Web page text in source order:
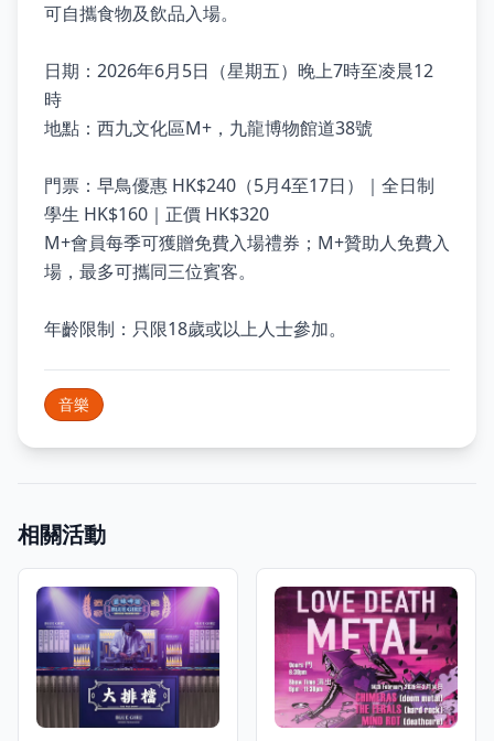
可自攜食物及飲品入場。
日期：2026年6月5日（星期五）晚上7時至凌晨12
時
地點：西九文化區M+，九龍博物館道38號
門票：早鳥優惠 HK$240（5月4至17日）｜全日制
學生 HK$160｜正價 HK$320
M+會員每季可獲贈免費入場禮券；M+贊助人免費入
場，最多可攜同三位賓客。
年齡限制：只限18歲或以上人士參加。
音樂
相關活動